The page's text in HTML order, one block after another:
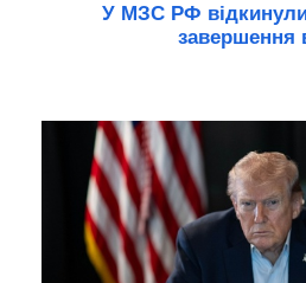
У МЗС РФ
завершення